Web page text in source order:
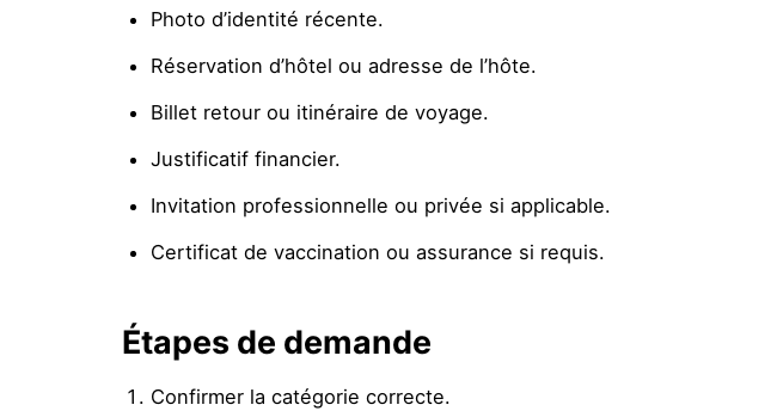
Photo d’identité récente.
Réservation d’hôtel ou adresse de l’hôte.
Billet retour ou itinéraire de voyage.
Justificatif financier.
Invitation professionnelle ou privée si applicable.
Certificat de vaccination ou assurance si requis.
Étapes de demande
Confirmer la catégorie correcte.